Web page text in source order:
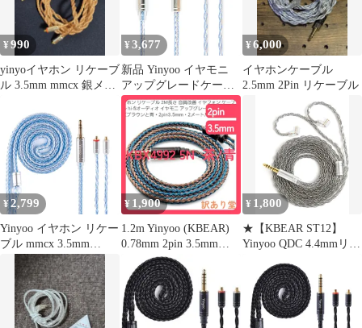
¥990
yinyoイヤホン リケーブ
ル 3.5mm mmcx 銀メッ
¥ 3,677
新品 Yinyoo イヤモニ
アップグレードケーブ
ル 2pin TFZ 4.4mm
YYX4849 銀メッキ線
16芯 ヘッドフォン リケ
ーブル 5極 バランス イ
ヤホン リケーブル hi-fi
オーディオ イヤフォン
ケーブル
bl03/a8/bl05/bl0
¥6,000
イヤホンケーブル
2.5mm 2Pin リケーブル
¥2,799
Yinyoo イヤホン リケー
ブル mmcx 3.5mm
YYX4849 銀メッキ線
16芯イヤフォン ケーブ
ル 音質改善 イヤモニ
アップグレードケーブ
ル hi-fiオーディオ ヘッ
¥ 1,900
1.2m Yinyoo (KBEAR)
0.78mm 2pin 3.5mm
ST16 KBX4992 5N単結
晶銅銀メッキ 16芯 イヤ
ホン リケーブル hi-fiオ
ーディオ イヤモニ アッ
プグレードケーブル
¥ 1,800
★【KBEAR ST12】
Yinyoo QDC 4.4mmリケ
キ Litz 22 AWG標準で
生産 4.4mmイヤホンア
ップグレードケーブル
イヤフォン交換ケーブ